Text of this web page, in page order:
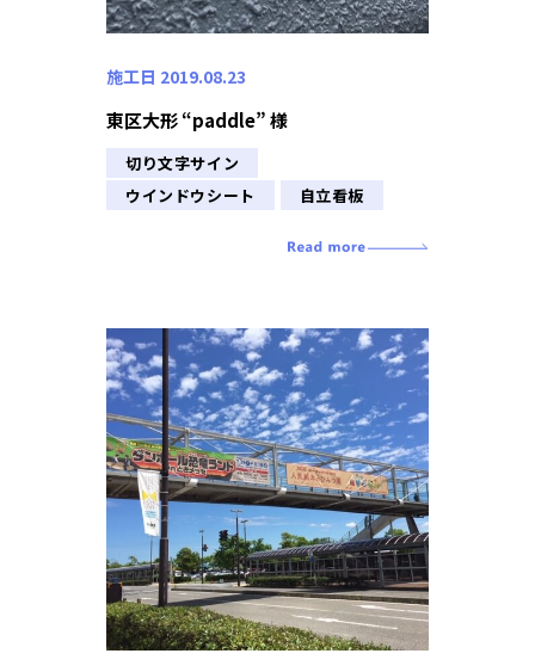
施工日 2019.08.23
東区大形 “paddle” 様
切り文字サイン
ウインドウシート
自立看板